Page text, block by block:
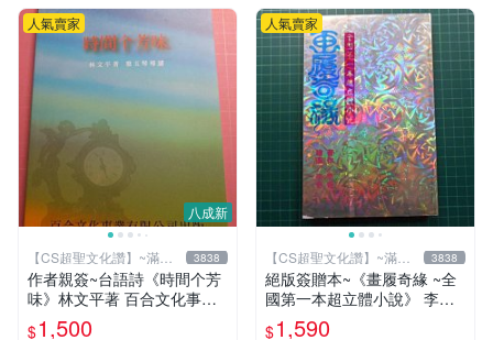
八成新
人氣賣家
【CS超聖文化讚】~滿千
元送運
3838
作者親簽~台語詩《時間个芳
味》林文平著 百合文化事業
2006.10初版一刷 附光碟【C
$1,500
人氣賣家
【CS超聖文化讚】~滿千
元送運
3838
絕版簽贈本~《畫履奇緣 ~全
國第一本超立體小說》 李奇
著 李奇繪圖【CS超聖文化2
$1,590